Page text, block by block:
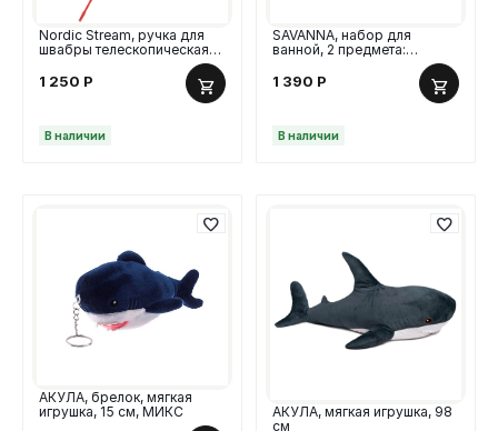
Nordic Stream, ручка для
швабры телескопическая
160 см с гибкой штангой 40
см
1 250 Р
В наличии
SAVANNA, набор для
ванной, 2 предмета:
дозатор и стакан, градиент
1 390 Р
В наличии
АКУЛА, брелок, мягкая
игрушка, 15 см, МИКС
АКУЛА, мягкая игрушка, 98
см